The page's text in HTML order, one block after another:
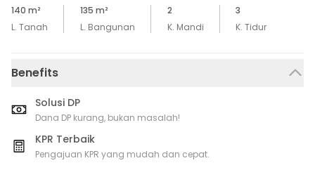
140 m²
L. Tanah
135 m²
L. Bangunan
2
K. Mandi
3
K. Tidur
Benefits
Solusi DP
Dana DP kurang, bukan masalah!
KPR Terbaik
Pengajuan KPR yang mudah dan cepat.